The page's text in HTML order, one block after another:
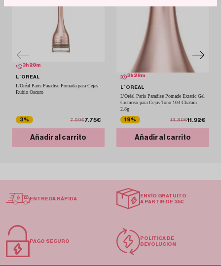
3 h 28m
L´OREAL
L'Oréal Paris Paradise Pomada para Cejas
Rubio Oscuro
3% 7.99€7.75€
Añadir al carrito
3 h 28m
L´OREAL
L'Oréal Paris Paradise Pomade Extatic Gel
Cremoso para Cejas Tono 103 Chatain
2.8g
19%
14.80€11.92€
Añadir al carrito
ENTREGA RÁPIDA
ENVÍO GRATUITO
A PARTIR DE 35€
PAGO SEGURO
POLÍTICA DE
DEVOLUCIÓN